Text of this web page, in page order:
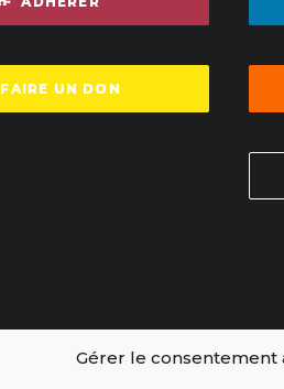
Gérer le consentement
FAIRE UN DON